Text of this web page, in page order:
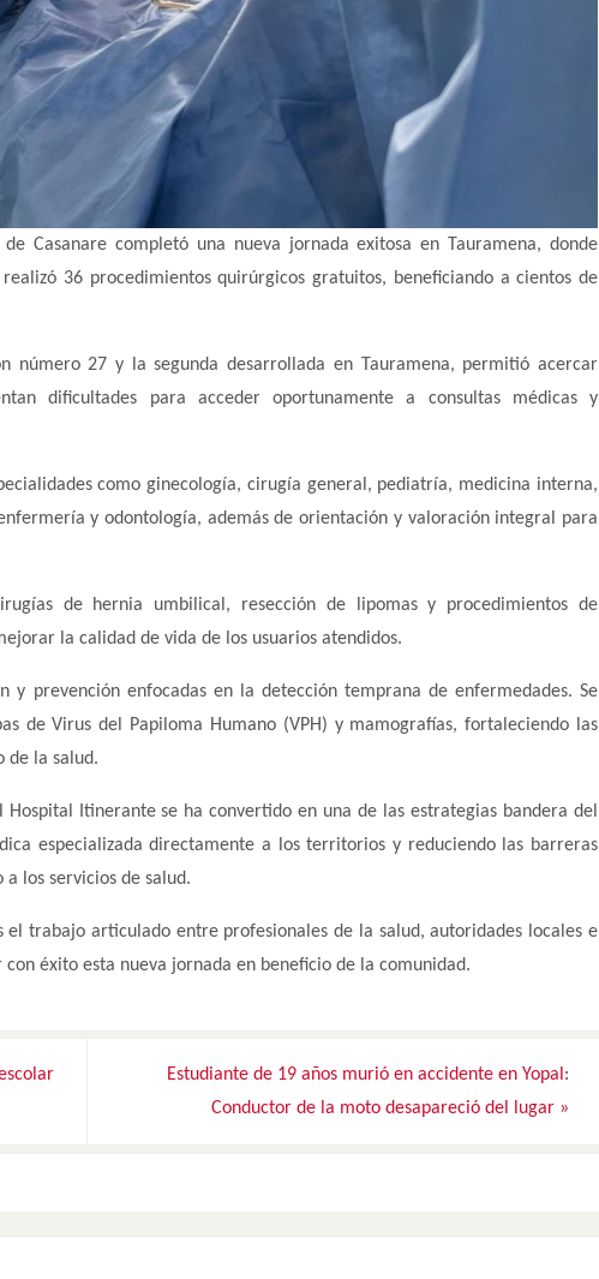
Casanare completó una nueva jornada exitosa en Tauramena, donde
36 procedimientos quirúrgicos gratuitos, beneficiando a cientos de
número 27 y la segunda desarrollada en Tauramena, permitió acercar
dificultades para acceder oportunamente a consultas médicas y
como ginecología, cirugía general, pediatría, medicina interna,
y odontología, además de orientación y valoración integral para
de hernia umbilical, resección de lipomas y procedimientos de
la calidad de vida de los usuarios atendidos.
y prevención enfocadas en la detección temprana de enfermedades. Se
de Virus del Papiloma Humano (VPH) y mamografías, fortaleciendo las
de la salud.
Hospital Itinerante se ha convertido en una de las estrategias bandera del
especializada directamente a los territorios y reduciendo las barreras
los servicios de salud.
el trabajo articulado entre profesionales de la salud, autoridades locales e
éxito esta nueva jornada en beneficio de la comunidad.
Estudiante de 19 años murió en accidente en Yopal:
Conductor de la moto desapareció del lugar »